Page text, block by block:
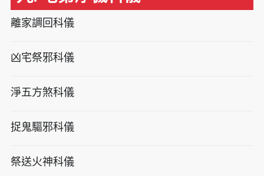
離家調回科儀
凶宅祭邪科儀
淨五方煞科儀
捉鬼驅邪科儀
祭送火神科儀